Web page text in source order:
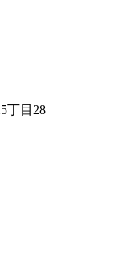
丁目28